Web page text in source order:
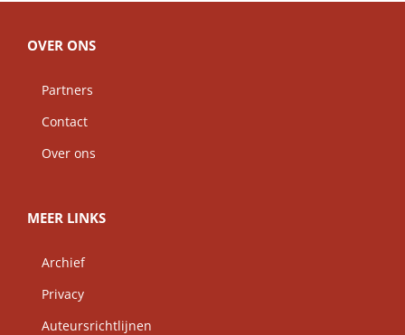
OVER ONS
Partners
Contact
Over ons
MEER LINKS
Archief
Privacy
Auteursrichtlijnen